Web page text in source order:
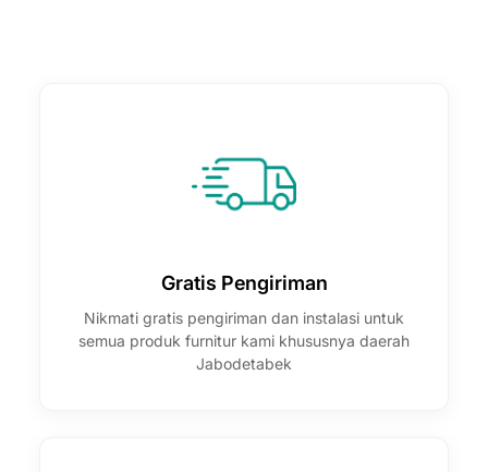
Gratis Pengiriman
Nikmati gratis pengiriman dan instalasi untuk
semua produk furnitur kami khususnya daerah
Jabodetabek